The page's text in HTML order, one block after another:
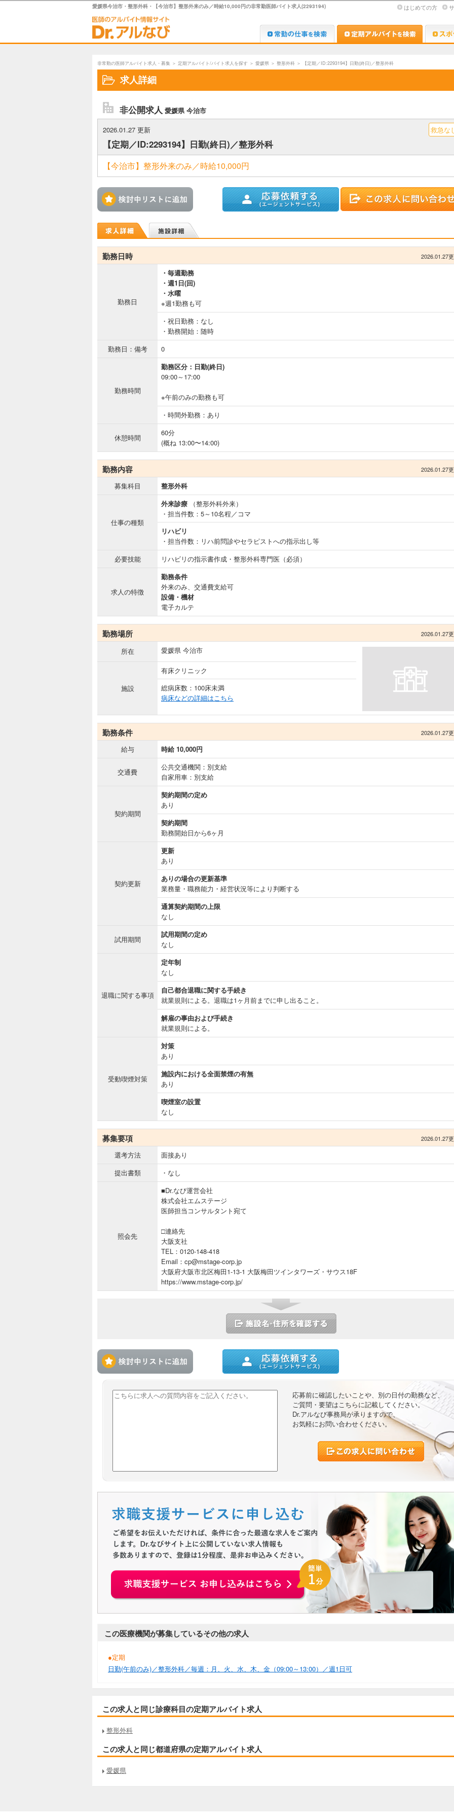
愛媛県今治市・整形外科・【今治市】整形外来のみ／時給10,000円の非常勤医師バイト求人(2293194) はじめての方
Dr.転職なび Dr.アルな
非常勤の医師アルバイト求人・募集 ＞ 定期アルバイト/バイト求人を探す ＞ 愛媛県 ＞ 整形外科 ＞ 【定期／ID:2293194】日勤(終日)／整形外科
求人詳細
非公開求人 愛媛県 今治市
2026.01.27 更新
救急な
【定期／ID:2293194】日勤(終日)／整形外科
【今治市】整形外来のみ／時給10,000円
検討中リストに追加
勤務日時 2026.01.27
勤務日
・毎週勤務
・週1日(回)
・水曜
※週1勤務も可
・祝日勤務：なし
・勤務開始：随時
勤務日：備考
0
勤務時間
勤務区分：日勤(終日)
09:00～17:00
※午前のみの勤務も可
・時間外勤務：あり
休憩時間
60分
(概ね 13:00〜14:00)
勤務内容 2026.01.27
募集科目 整形外科
仕事の種類
外来診療 （整形外科外来）
・担当件数：5～10名程／コマ
リハビリ
・担当件数：リハ前問診やセラピストへの指示出し等
必要技能
リハビリの指示書作成・整形外科専門医（必須）
求人の特徴
勤務条件
外来のみ、交通費支給可
設備・機材
電子カルテ
勤務場所 2026.01.27
所在 愛媛県 今治市
施設
有床クリニック
総病床数：100床未満
病床などの詳細はこちら
勤務条件 2026.01.27
給与 時給 10,000円
交通費
公共交通機関：別支給
自家用車：別支給
契約期間
契約期間の定め
あり
契約期間
勤務開始日から6ヶ月
契約更新
更新
あり
ありの場合の更新基準
業務量・職務能力・経営状況等により判断する
通算契約期間の上限
なし
試用期間
試用期間の定め
なし
退職に関する事項
定年制
なし
自己都合退職に関する手続き
就業規則による。退職は1ヶ月前までに申し出ること。
解雇の事由および手続き
就業規則による。
受動喫煙対策
対策
あり
施設内における全面禁煙の有無
あり
喫煙室の設置
なし
募集要項 2026.01.27
選考方法
面接あり
提出書類
・なし
照会先
■Dr.なび運営会社
株式会社エムステージ
医師担当コンサルタント宛て
□連絡先
大阪支社
TEL：0120-148-418
Email：cp@mstage-corp.jp
大阪府大阪市北区梅田1-13-1 大阪梅田ツインタワーズ・サウス18F
https://www.mstage-corp.jp/
検討中リストに追加
応募前に確認したいことや、別の日付の勤務など、
ご質問・要望はこちらに記載してください。
Dr.アルなび事務局が承りますので、
お気軽にお問い合わせください。
お申込みはこちらから
この医療機関が募集しているその他の求人
●定期
日勤(午前のみ)／整形外科／毎週：月、火、水、木、金（09:00～13:00）／週1日可
この求人と同じ診療科目の定期アルバイト求人
整形外科
この求人と同じ都道府県の定期アルバイト求人
愛媛県